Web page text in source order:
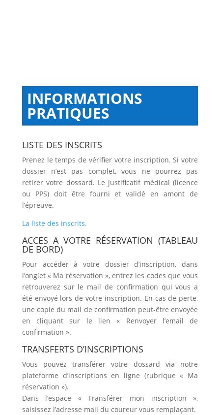
INFORMATIONS
PRATIQUES
LISTE DES INSCRITS
Prenez le temps de vérifier votre inscription. Si votre
dossier n’est pas complet, vous ne pourrez pas
retirer votre dossard. Le justificatif médical (licence
ou PPS) doit être fourni et validé en amont de
l’épreuve.
La liste des inscrits.
ACCES A VOTRE RÉSERVATION (TABLEAU
DE BORD)
Pour accéder à votre dossier d’inscription, dans
l’onglet « Ma réservation », entrez les codes que vous
retrouverez sur le mail de confirmation qui vous a
été envoyé lors de votre inscription. En cas de perte,
une copie du mail de confirmation peut-être envoyée
en cliquant sur le lien « Renvoyer l’email de
confirmation ».
TRANSFERTS D’INSCRIPTIONS
Vous pouvez transférer votre dossard via notre
plateforme d’inscriptions en ligne (rubrique « Ma
réservation »).
Dans l’espace « Transférer mon inscription »,
saisissez l’adresse mail du coureur vous remplaçant.